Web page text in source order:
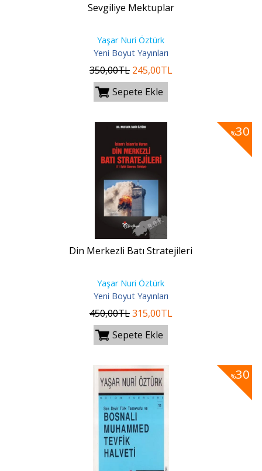
Sevgiliye Mektuplar
Yaşar Nuri Öztürk
Yeni Boyut Yayınları
350,00TL 245,00TL
Sepete Ekle
%30
Din Merkezli Batı Stratejileri
Yaşar Nuri Öztürk
Yeni Boyut Yayınları
450,00TL315,00TL
Sepete Ekle
%30